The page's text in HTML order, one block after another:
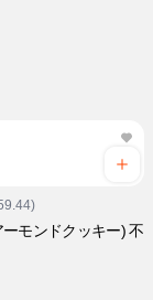
モンドクッキー) 不